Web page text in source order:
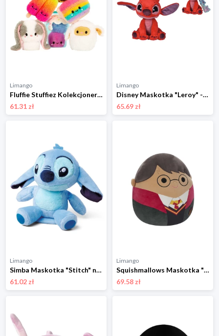
Limango
Fluffie Stuffiez Kolekcjonerska pluszowa zabawka 3w1 - 3+ (produkt niespodzianka) rozmiar: onesize
61.31 zł
Limango
Disney Maskotka "Leroy" - 0+ rozmiar: onesize
65.69 zł
Limango
Simba Maskotka "Stitch" na ramię - 0+ rozmiar: onesize
61.02 zł
Limango
Squishmallows Maskotka "Harry Potter" w kolorze czarno-czerwonym - 3+ rozmiar: onesize
69.58 zł